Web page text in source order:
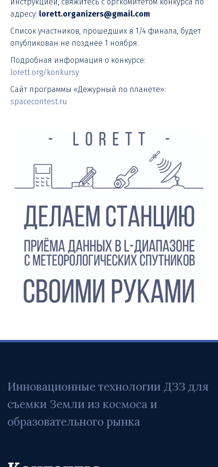
адресу: lorett.organizers@gmail.com
Список участников, прошедших в 1/4 финала, будет
опубликован не позднее 1 ноября.
Подробная информация о конкурсе:
lorett.org/konkursy
Сайт программы «Дежурный по планете»:
spacecontest.ru
Инновационные технологии ДЗЗ для
съемки Земли из космоса и
образовательного рынка